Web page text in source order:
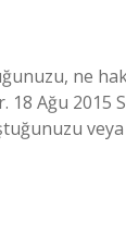
ne
18 Ağu 2015